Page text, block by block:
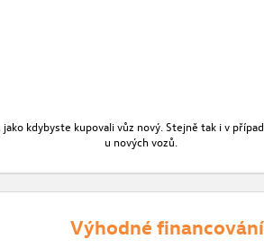
kdybyste kupovali vůz nový. Stejně tak i v
u nových vozů.
Výhodné